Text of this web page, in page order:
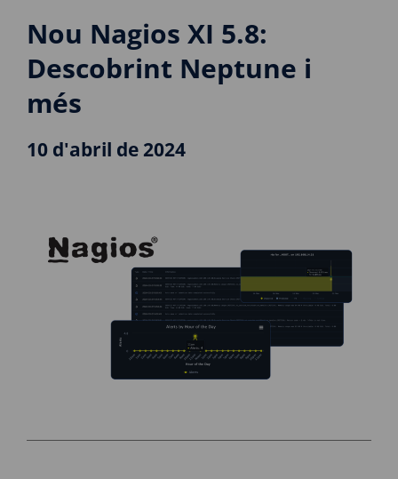
Nou Nagios XI 5.8:
Descobrint Neptune i
més
10 d'abril de 2024